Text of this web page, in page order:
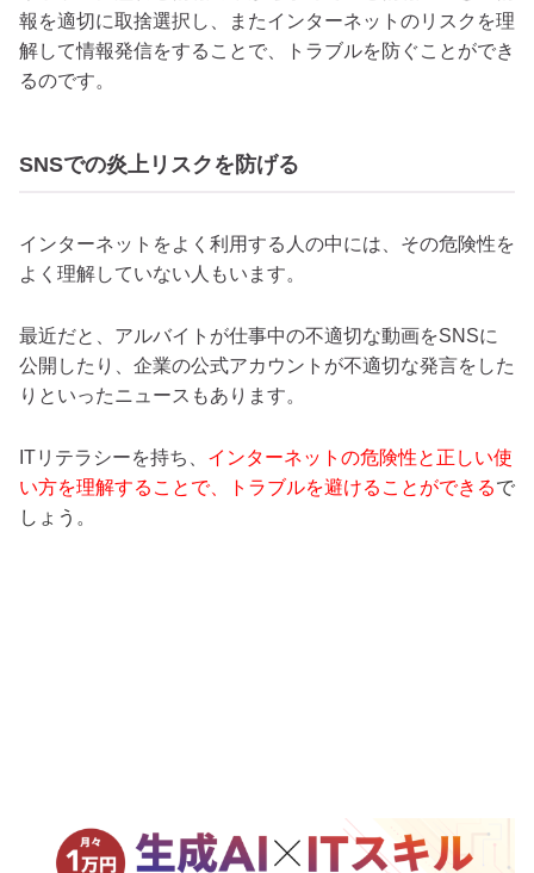
報を適切に取捨選択し、またインターネットのリスクを理
解して情報発信をすることで、トラブルを防ぐことができ
るのです。
SNSでの炎上リスクを防げる
インターネットをよく利用する人の中には、その危険性を
よく理解していない人もいます。
最近だと、アルバイトが仕事中の不適切な動画をSNSに
公開したり、企業の公式アカウントが不適切な発言をした
りといったニュースもあります。
ITリテラシーを持ち、 インターネットの危険性と正しい使
い方を理解することで、トラブルを避けることができるで
しょう。